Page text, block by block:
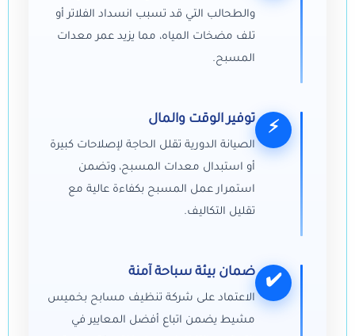
والطحالب التي قد تسبب انسداد الفلاتر أو
تلف مضخات المياه، مما يزيد عمر معدات
المسبح.
⚡
توفير الوقت والمال
الصيانة الدورية تقلل الحاجة لإصلاحات كبيرة
أو استبدال معدات المسبح، وتضمن
استمرار عمل المسبح بكفاءة عالية مع
تقليل التكاليف.
✔️
ضمان بيئة سباحة آمنة
الاعتماد على شركة تنظيف مسابح بخميس
مشيط يضمن اتباع أفضل المعايير في